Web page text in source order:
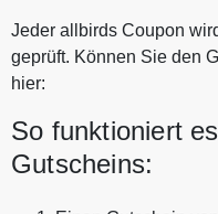
Jeder allbirds Coupon
geprüft. Können Sie den
hier:
So funktioniert
Gutscheins: